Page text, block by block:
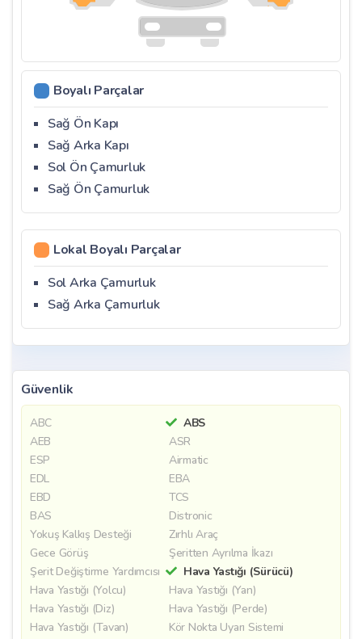
Boyalı Parçalar
Sağ Ön Kapı
Sağ Arka Kapı
Sol Ön Çamurluk
Sağ Ön Çamurluk
Lokal Boyalı Parçalar
Sol Arka Çamurluk
Sağ Arka Çamurluk
Güvenlik
ABC
ABS
AEB
ASR
ESP
Airmatic
EDL
EBA
EBD
TCS
BAS
Distronic
Yokuş Kalkış Desteği
Zırhlı Araç
Gece Görüş
Şeritten Ayrılma İkazı
Şerit Değiştirme Yardımcısı
Hava Yastığı (Sürücü)
Hava Yastığı (Yolcu)
Hava Yastığı (Yan)
Hava Yastığı (Diz)
Hava Yastığı (Perde)
Hava Yastığı (Tavan)
Kör Nokta Uyarı Sistemi